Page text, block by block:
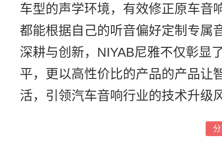
车型的声学环境，有效修正原车音
都能根据自己的听音偏好定制专属
深耕与创新，NIYAB尼雅不仅彰显
平，更以高性价比的产品的产品让
活，引领汽车音响行业的技术升级